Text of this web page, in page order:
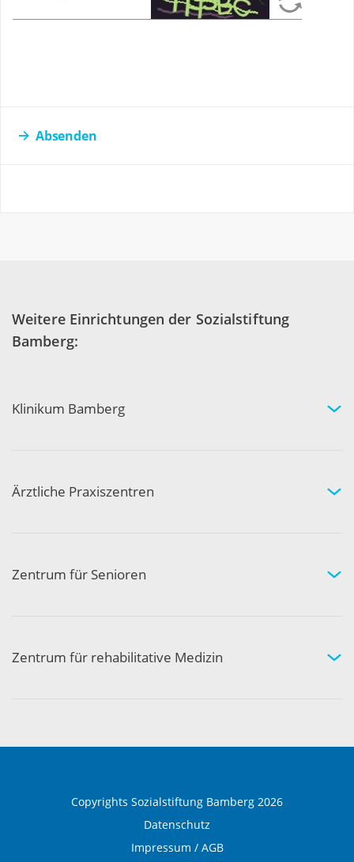
Absenden
Weitere Einrichtungen der Sozialstiftung
Bamberg:
Klinikum Bamberg
Ihre Sicherheit
Ärztliche Praxiszentren
Kompetenznetzwerk
Zentrum für Senioren
Aktivität und Gemeinschaft
Zentrum für rehabilitative Medizin
Copyrights Sozialstiftung Bamberg 2026
Datenschutz
Impressum / AGB